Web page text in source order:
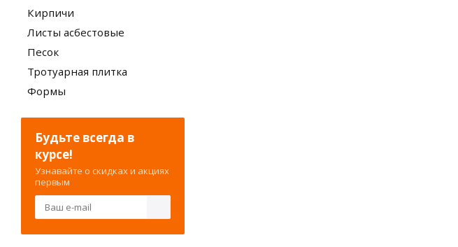
Кирпичи
Листы асбестовые
Песок
Тротуарная плитка
Формы
Будьте всегда в
курсе!
Узнавайте о скидках и акциях
первым